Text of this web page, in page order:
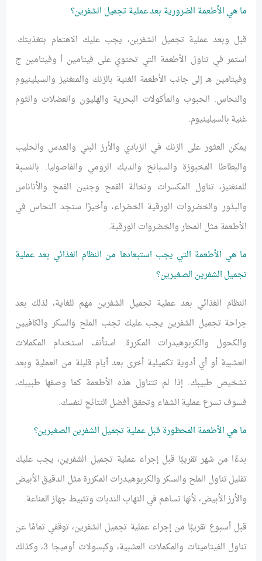
ما هي الأطعمة الضرورية بعد عملية تجميل الشفرين؟
قبل وبعد عملية تجميل الشفرين، يجب عليك الاهتمام بتغذيتك.
استمر في تناول الأطعمة التي تحتوي على فيتامين أ وفيتامين ج
وفيتامين هـ إلى جانب الأطعمة الغنية بالزنك والمنغنيز والسيلينيوم
والنحاس. الحبوب والمأكولات البحرية والهليون والعضلات والثوم
غنية بالسيلينيوم.
يمكن العثور على الزنك في الزبادي والأرز البني والعدس والحليب
والبطاطا المخبوزة والسبانخ والديك الرومي والفاصوليا. بالنسبة
للمنغنيز، تناول المكسرات ونخالة القمح وجنين القمح والأناناس
والبذور والخضروات الورقية الخضراء، وأخيرًا ستجد النحاس في
الأطعمة مثل المحار والخضروات الورقية.
ما هي الأطعمة التي يجب استبعادها من النظام الغذائي بعد عملية
تجميل الشفرين الصغيرين؟
النظام الغذائي بعد عملية تجميل الشفرين مهم للغاية، لذلك بعد
جراحة تجميل الشفرين يجب عليك تجنب الملح والسكر والكافيين
والكحول والكربوهيدرات المكررة. استأنف استخدام المكملات
العشبية أو أي أدوية تكميلية أخرى بعد أيام قليلة من العملية وبعد
تشخيص طبيبك. إذا لم تتناول هذه الأطعمة كما وصفها طبيبك،
فسوف تسرع عملية الشفاء وتحقق أفضل النتائج لنفسك.
ما هي الأطعمة المحظورة قبل عملية تجميل الشفرين الصغيرين؟
بدءًا من شهر تقريبًا قبل إجراء عملية تجميل الشفرين، يجب عليك
تقليل تناول الملح والسكر والكربوهيدرات المكررة مثل الدقيق الأبيض
والأرز الأبيض، لأنها تساهم في التهاب الندبات وتثبيط جهاز المناعة.
قبل أسبوع تقريبًا من إجراء عملية تجميل الشفرين، توقفي تمامًا عن
تناول الفيتامينات والمكملات العشبية، وكبسولات أوميجا 3، وكذلك